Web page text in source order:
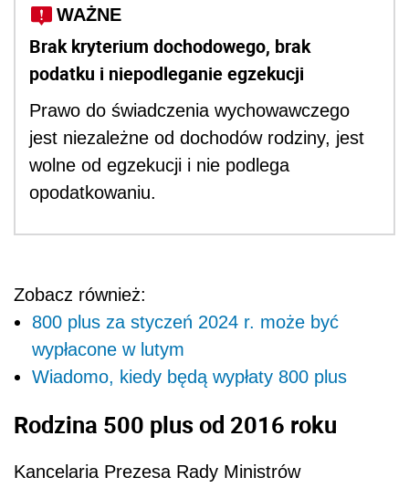
WAŻNE
Brak kryterium dochodowego, brak
podatku i niepodleganie egzekucji
Prawo do świadczenia wychowawczego
jest niezależne od dochodów rodziny, jest
wolne od egzekucji i nie podlega
opodatkowaniu.
Zobacz również:
800 plus za styczeń 2024 r. może być
wypłacone w lutym
Wiadomo, kiedy będą wypłaty 800 plus
Rodzina 500 plus od 2016 roku
Kancelaria Prezesa Rady Ministrów